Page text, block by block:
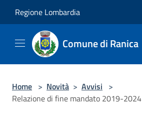
Regione Lombardia
Comune di Ranica
Home > Novità > Avvisi >
Relazione di fine mandato 2019-2024